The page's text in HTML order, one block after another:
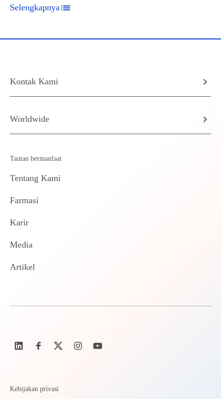
Selengkapnya
Kontak Kami
Worldwide
Tautan bermanfaat
Tentang Kami
Farmasi
Karir
Media
Artikel
Kebijakan privasi